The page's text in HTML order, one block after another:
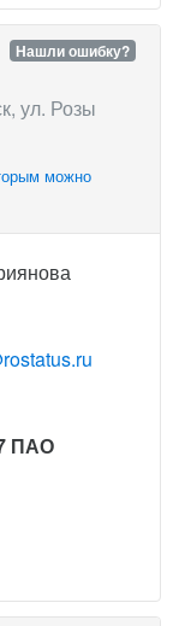
Нашли ошибку?
ул. Розы
можно
ПАО